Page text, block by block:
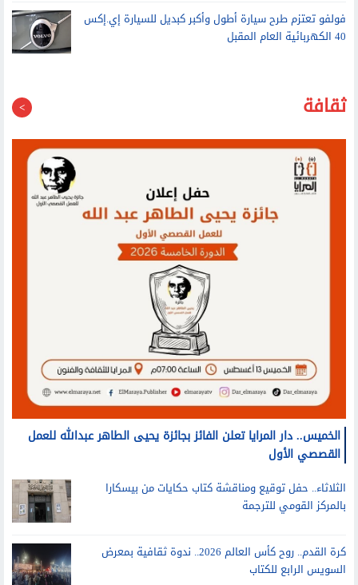
فولفو تعتزم طرح سيارة أطول وأكبر كبديل للسيارة إي.إكس
40 الكهربائية العام المقبل
ثقافة
الخميس.. دار المرايا تعلن الفائز بجائزة يحيى الطاهر عبدالله للعمل
القصصي الأول
الثلاثاء.. حفل توقيع ومناقشة كتاب حكايات من بيسكارا
بالمركز القومي للترجمة
كرة القدم.. روح كأس العالم 2026.. ندوة ثقافية بمعرض
السويس الرابع للكتاب